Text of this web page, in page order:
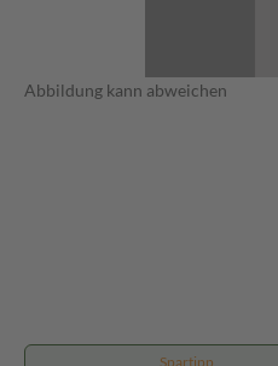
Abbildung kann abweichen
Spartipp